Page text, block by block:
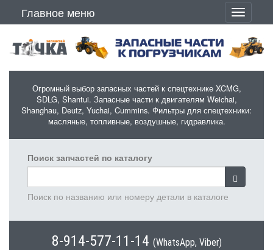
Главное меню
Toggle
Огромный выбор запасных частей к спецтехнике XCMG,
SDLG, Shantui. Запасные части к двигателям Weichai,
Shanghau, Deutz, Yuchai, Cummins. Фильтры для спецтехники:
масляные, топливные, воздушные, гидравлика.
Поиск запчастей по каталогу
Поиск по названию или номеру детали в каталоге
8-914-577-11-14 (WhatsApp, Viber)